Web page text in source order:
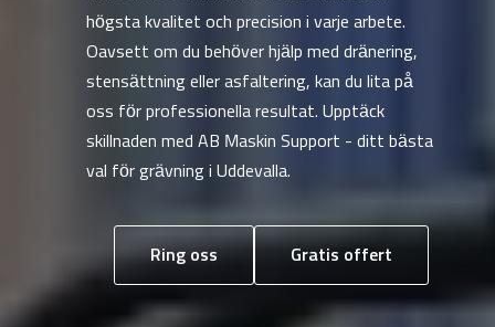
högsta kvalitet och precision i varje arbete.
Oavsett om du behöver hjälp med dränering,
stensättning eller asfaltering, kan du lita på
oss för professionella resultat. Upptäck
skillnaden med AB Maskin Support - ditt bästa
val för grävning i Uddevalla.
Ring oss Gratis offert